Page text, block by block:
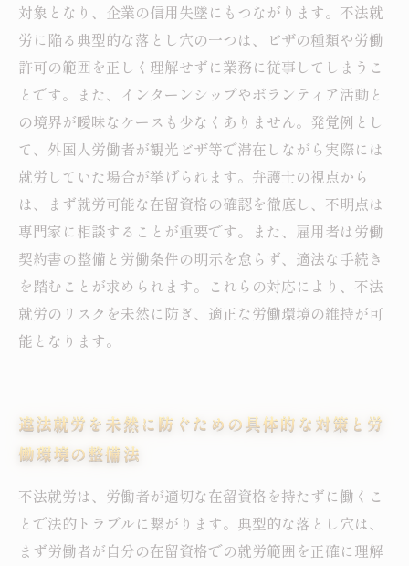
対象となり、企業の信用失墜にもつながります。不法就
労に陥る典型的な落とし穴の一つは、ビザの種類や労働
許可の範囲を正しく理解せずに業務に従事してしまうこ
とです。また、インターンシップやボランティア活動と
の境界が曖昧なケースも少なくありません。発覚例とし
て、外国人労働者が観光ビザ等で滞在しながら実際には
就労していた場合が挙げられます。弁護士の視点から
は、まず就労可能な在留資格の確認を徹底し、不明点は
専門家に相談することが重要です。また、雇用者は労働
契約書の整備と労働条件の明示を怠らず、適法な手続き
を踏むことが求められます。これらの対応により、不法
就労のリスクを未然に防ぎ、適正な労働環境の維持が可
能となります。
違法就労を未然に防ぐための具体的な対策と労
働環境の整備法
不法就労は、労働者が適切な在留資格を持たずに働くこ
とで法的トラブルに繋がります。典型的な落とし穴は、
まず労働者が自分の在留資格での就労範囲を正確に理解